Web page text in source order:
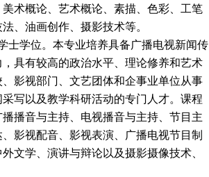
术概论、艺术概论、素描、色彩、工笔
、油画创作、摄影技术等。
士学位。本专业培养具备广播电视新闻传
具有较高的政治水平、理论修养和艺术
影视部门、文艺团体和企事业单位从事
写以及教学科研活动的专门人才。课程
播音与主持、电视播音与主持、节目主
影视配音、影视表演、广播电视节目制
文学、演讲与辩论以及摄影摄像技术、